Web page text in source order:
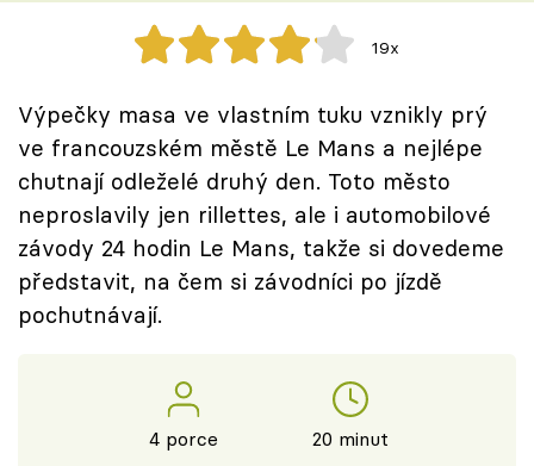
Těhotnej kuchař
Přihlášení
Sledujte nás
19x
Výpečky masa ve vlastním tuku vznikly prý
ve francouzském městě Le Mans a nejlépe
chutnají odleželé druhý den. Toto město
neproslavily jen rillettes, ale i automobilové
závody 24 hodin Le Mans, takže si dovedeme
představit, na čem si závodníci po jízdě
pochutnávají.
4 porce 20 minut